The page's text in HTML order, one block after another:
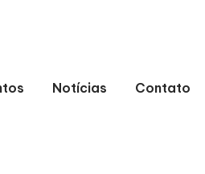
Notícias Contato